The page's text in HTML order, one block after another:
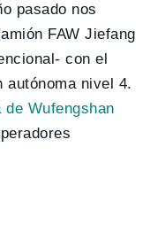
pasado nos
FAW Jiefang
con el
autónoma nivel 4.
Wufengshan